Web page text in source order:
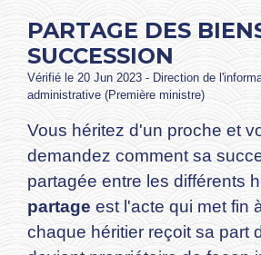
PARTAGE DES
SUCCESSION
Vérifié le 20 Jun 2023 - Direction de
administrative (Première ministre)
Vous héritez d'un proche et
demandez comment sa
partagée entre les différents
partage est l'acte qui met fin
chaque héritier reçoit sa part